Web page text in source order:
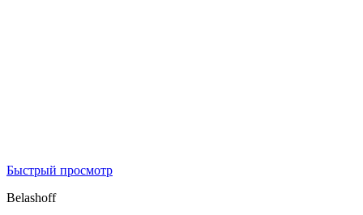
Быстрый просмотр
Belashoff